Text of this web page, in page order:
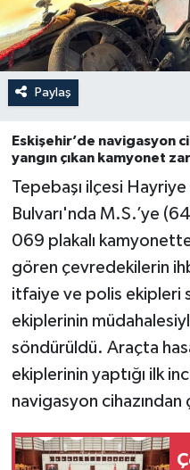
Paylaş
Eskişehir’de navigasyon
yangın çıkan kamyonet
Tepebaşı ilçesi
Bulvarı'nda M.S.’ye
069 plakalı
gören çevredekilerin
itfaiye ve polis ekipleri
ekiplerinin
söndürüldü. Araçta
ekiplerinin yaptığı ilk
navigasyon cihazından